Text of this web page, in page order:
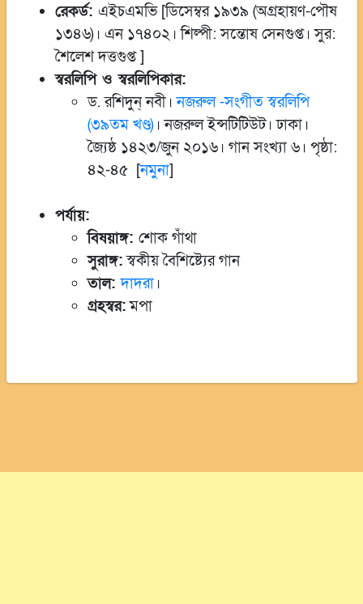
রেকর্ড: এইচএমভি [ডিসেম্বর ১৯৩৯ (অগ্রহায়ণ-পৌষ
১৩৪৬)। এন ১৭৪০২। শিল্পী: সন্তোষ সেনগুপ্ত। সুর:
শৈলেশ দত্তগুপ্ত ]
স্বরলিপি ও স্বরলিপিকার:
ড. রশিদুন্ নবী।নজরুল -সংগীত স্বরলিপি
(৩৯তম খণ্ড)। নজরুল ইন্সটিটিউট। ঢাকা।
জ্যৈষ্ঠ ১৪২৩/জুন ২০১৬। গান সংখ্যা ৬। পৃষ্ঠা:
৪২-৪৫ [নমুনা]
পর্যায়:
বিষয়াঙ্গ: শোক গাঁথা
সুরাঙ্গ:স্বকীয় বৈশিষ্ট্যের গান
তাল:দাদরা।
গ্রহস্বর:মপা